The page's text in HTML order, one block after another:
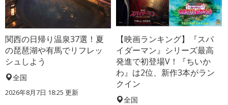
関西の日帰り温泉37選！夏
の琵琶湖や有馬でリフレッ
シュしよう
全国
2026年8月7日 18:25 更新
【映画ランキング】『スパ
イダーマン』シリーズ最高
発進で初登場V！『ちいか
わ』は2位、新作3本がラン
クイン
全国